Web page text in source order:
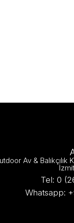
Av & Balıkçılık
Tel: 0
Whatsapp: